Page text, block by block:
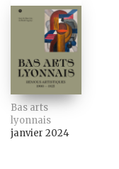
Bas arts
lyonnais
janvier 2024